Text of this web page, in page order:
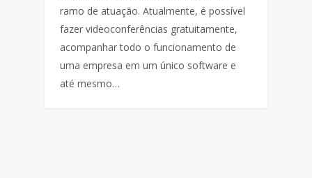
ramo de atuação. Atualmente, é possível
fazer videoconferências gratuitamente,
acompanhar todo o funcionamento de
uma empresa em um único software e
até mesmo…